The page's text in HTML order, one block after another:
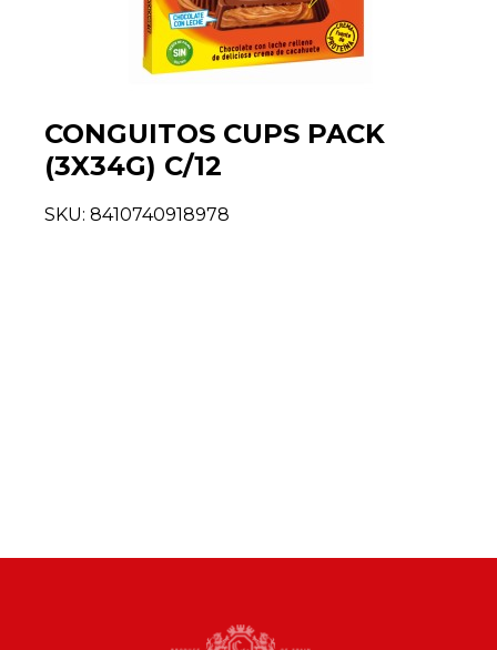
CONGUITOS CUPS PACK
(3X34G) C/12
SKU: 8410740918978